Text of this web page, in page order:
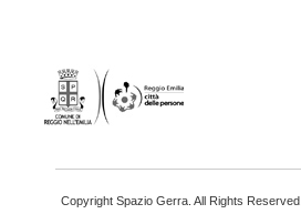
Copyright Spazio Gerra. All Rights Reserved.